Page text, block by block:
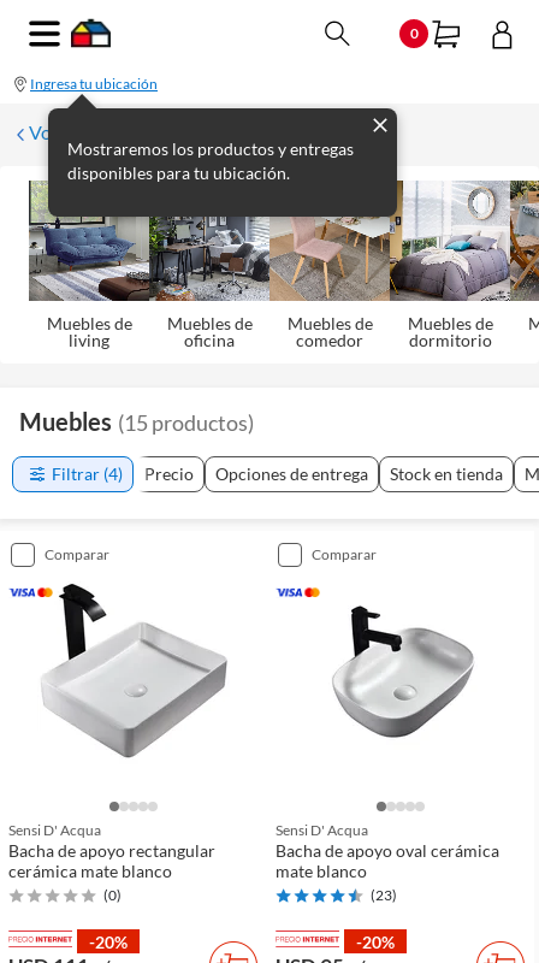
0
Ingresa tu ubicación
Mostraremos los productos y entregas
disponibles para tu ubicación.
Volver
Muebles de
living
Muebles de
oficina
Muebles de
comedor
Muebles de
dormitorio
Muebles (15productos)
Filtrar (4) Precio Opciones de entrega Stock en tienda
comparar
Sensi D' Acqua
Bacha de apoyo rectangular
cerámica mate blanco
(0)
-20%
comparar
Sensi D' Acqua
Bacha de apoyo oval cerámica
mate blanco
(23)
-20%